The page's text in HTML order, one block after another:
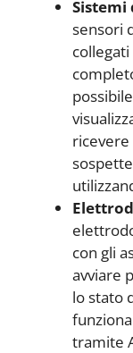
Sistemi
sensori
con gli
avviare
lo stato
tramite